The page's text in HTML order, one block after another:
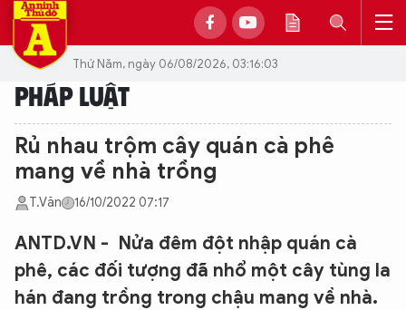
Thứ Năm, ngày 06/08/2026, 03:16:03
PHÁP LUẬT
Rủ nhau trộm cây quán cà phê
mang về nhà trồng
T.Văn 16/10/2022 07:17
ANTD.VN - Nửa đêm đột nhập quán cà
phê, các đối tượng đã nhổ một cây tùng la
hán đang trồng trong chậu mang về nhà.